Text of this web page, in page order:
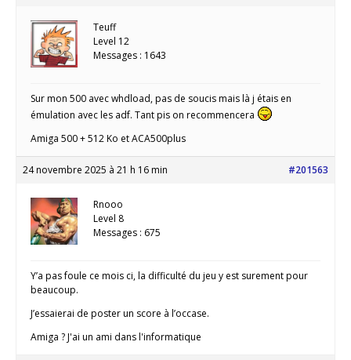
Teuff
Level 12
Messages : 1643
Sur mon 500 avec whdload, pas de soucis mais là j étais en
émulation avec les adf. Tant pis on recommencera
Amiga 500 + 512 Ko et ACA500plus
24 novembre 2025 à 21 h 16 min #201563
Rnooo
Level 8
Messages : 675
Y’a pas foule ce mois ci, la difficulté du jeu y est surement pour
beaucoup.
J’essaierai de poster un score à l’occase.
Amiga ? J'ai un ami dans l'informatique